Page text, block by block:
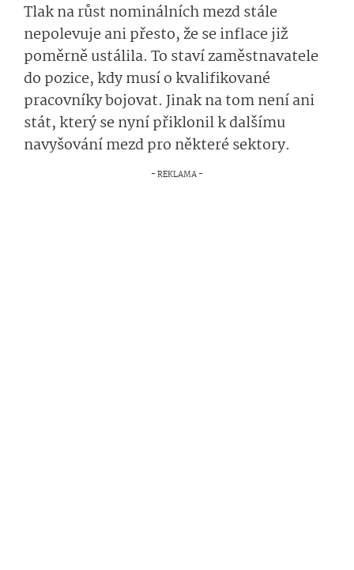
Tlak na růst nominálních mezd stále
nepolevuje ani přesto, že se inflace již
poměrně ustálila. To staví zaměstnavatele
do pozice, kdy musí o kvalifikované
pracovníky bojovat. Jinak na tom není ani
stát, který se nyní přiklonil k dalšímu
navyšování mezd pro některé sektory.